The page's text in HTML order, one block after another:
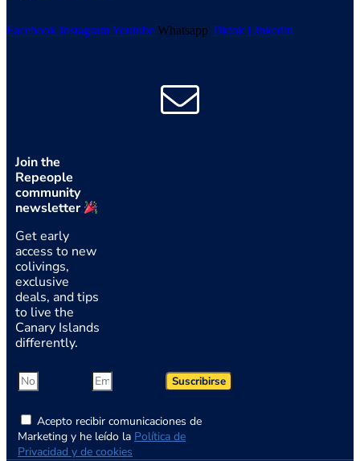
Facebook InstagramYoutube Whatsapp Tiktok Linkedin
Join the
Repeople
community
newsletter
Get early
access to new
colivings,
exclusive
deals, and tips
to live the
Canary Islands
differently.
Acepto recibir comunicaciones de
Marketing y he leído la Política de
Privacidad y de cookies
Suscribirse